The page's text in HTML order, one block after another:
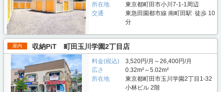
所在地
東京都町田市小川7-1-1周辺
交通
東急田園都市線 南町田駅 徒歩 10
分
屋内 収納PiT 町田玉川学園2丁目店
料金(税込)
3,520円/月～26,400円/月
広さ
0.32m²～5.02m²
所在地
東京都町田市玉川学園2丁目1-32
小林ビル 2階